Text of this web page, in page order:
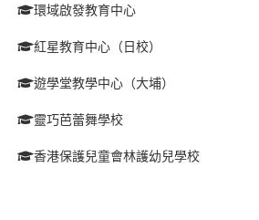
環域啟發教育中心
紅星教育中心（日校）
遊學堂教學中心（大埔）
靈巧芭蕾舞學校
香港保護兒童會林護幼兒學校